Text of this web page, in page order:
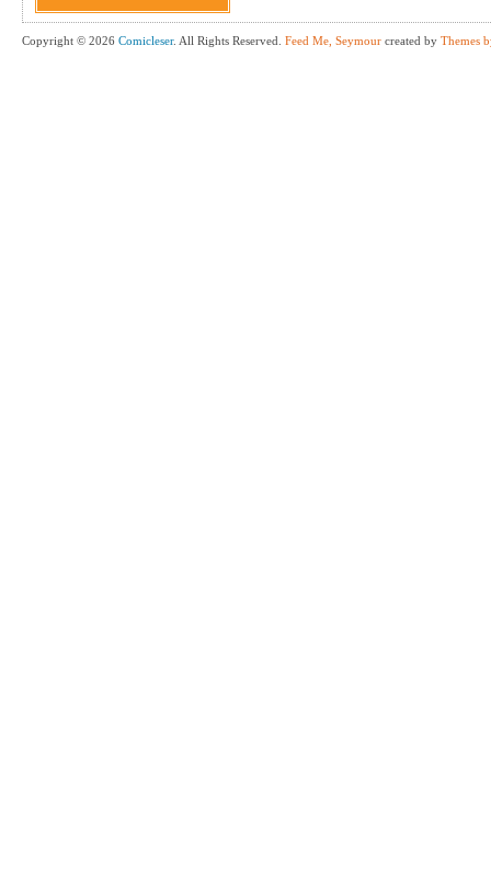
Copyright © 2026 Comicleser. All Rights Reserved. Feed Me, Seymour created by Themes